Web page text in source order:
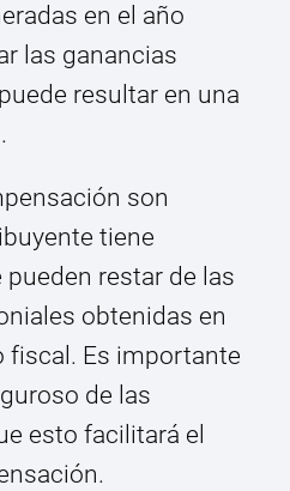
en el año
las ganancias
resultar en una
son
tiene
restar de las
obtenidas en
fiscal. Es importante
de las
esto facilitará el